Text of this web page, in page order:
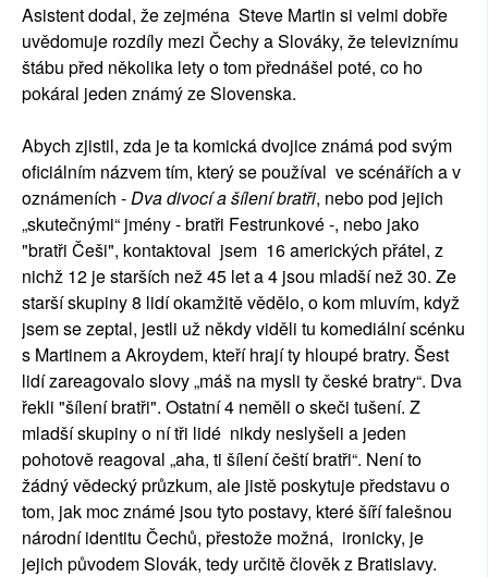
Asistent dodal, že zejména Steve Martin si velmi dobře
uvědomuje rozdíly mezi Čechy a Slováky, že televiznímu
štábu před několika lety o tom přednášel poté, co ho
pokáral jeden známý ze Slovenska.
Abych zjistil, zda je ta komická dvojice známá pod svým
oficiálním názvem tím, který se používal ve scénářích a v
oznámeních -Dva divocí a šílení bratři, nebo pod jejich
„skutečnými“ jmény - bratři Festrunkové -, nebo jako
"bratři Češi", kontaktoval jsem 16 amerických přátel, z
nichž 12 je starších než 45 let a 4 jsou mladší než 30. Ze
starší skupiny 8 lidí okamžitě vědělo, o kom mluvím, když
jsem se zeptal, jestli už někdy viděli tu komediální scénku
s Martinem a Akroydem, kteří hrají ty hloupé bratry. Šest
lidí zareagovalo slovy „máš na mysli ty české bratry“. Dva
řekli "šílení bratři". Ostatní 4 neměli o skeči tušení. Z
mladší skupiny o ní tři lidé nikdy neslyšeli a jeden
pohotově reagoval „aha, ti šílení čeští bratři“. Není to
žádný vědecký průzkum, ale jistě poskytuje představu o
tom, jak moc známé jsou tyto postavy, které šíří falešnou
národní identitu Čechů, přestože možná, ironicky, je
jejich původem Slovák, tedy určitě člověk z Bratislavy.